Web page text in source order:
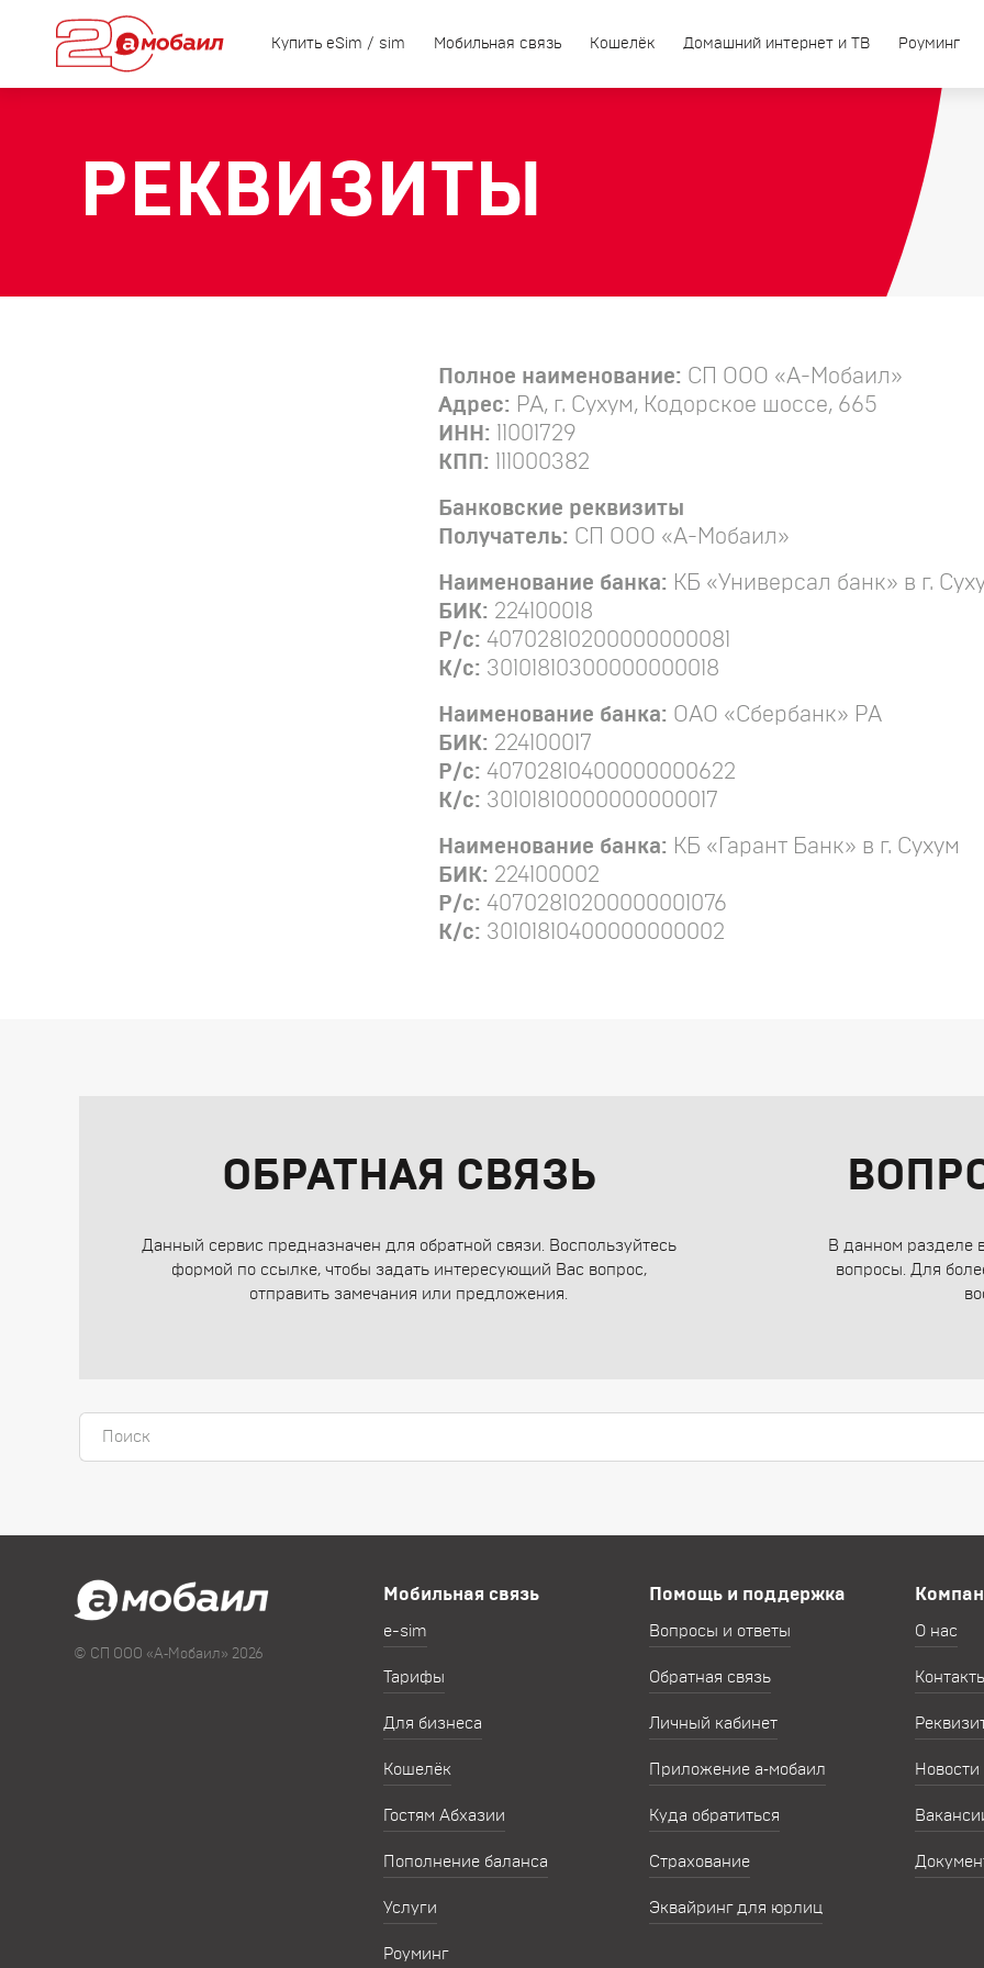
Купить eSim / sim Мобильная связь Кошелёк Домашний интернет и ТВ Роуминг
РЕКВИЗИТЫ
Полное наименование: СП ООО «А-Мобаил»
Адрес: РА, г. Сухум, Кодорское шоссе, 665
ИНН: 11001729
КПП:
111000382
Банковские реквизиты
Получатель: СП ООО «А-Мобаил»
Наименование банка: КБ «Универсал банк» в г.
БИК: 224100018
Р/с: 40702810200000000081
К/с: 30101810300000000018
Наименование банка: ОАО «Сбербанк» РА
БИК: 224100017
Р/с: 40702810400000000622
К/с: 30101810000000000017
Наименование банка: КБ «Гарант Банк» в г. Сухум
БИК: 224100002
Р/с: 40702810200000001076
К/с: 30101810400000000002
ОБРАТНАЯ СВЯЗЬ
Данный сервис предназначен для обратной связи. Воспользуйтесь
формой по ссылке, чтобы задать интересующий Вас вопрос,
отправить замечания или предложения.
В данном разделе
вопросы. Для
© СП ООО «А‑Мобаил» 2026
Мобильная связь
e-sim
Тарифы
Для бизнеса
Кошелёк
Гостям Абхазии
Пополнение баланса
Услуги
Роуминг
Помощь и поддержка
Вопросы и ответы
Обратная связь
Личный кабинет
Приложение а‑мобаил
Куда обратиться
Страхование
Эквайринг для юрлиц
О нас